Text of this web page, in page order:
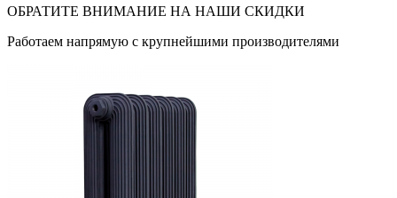
ОБРАТИТЕ ВНИМАНИЕ НА НАШИ СКИДКИ
Работаем напрямую с крупнейшими производителями